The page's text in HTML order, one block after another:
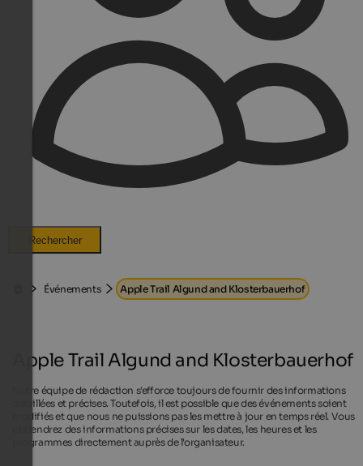
Rechercher
Événements Apple Trail Algund and Klosterbauerhof
Apple Trail Algund and Klosterbauerhof
Notre équipe de rédaction s'efforce toujours de fournir des informations
détaillées et précises. Toutefois, il est possible que des événements soient
modifiés et que nous ne puissions pas les mettre à jour en temps réel. Vous
obtiendrez des informations précises sur les dates, les heures et les
programmes directement auprès de l'organisateur.